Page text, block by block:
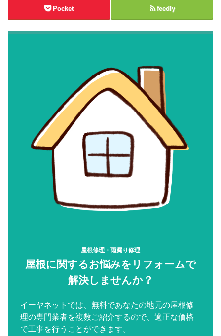
Pocket feedly
屋根修理・雨漏り修理
屋根に関するお悩みをリフォームで
解決しませんか？
イーヤネットでは、無料であなたの地元の屋根修
理の専門業者を複数ご紹介するので、適正な価格
で工事を行うことができます。